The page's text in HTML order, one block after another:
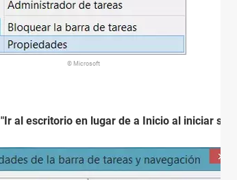
© Microsoft
"Ir al escritorio en lugar de a Inicio al iniciar